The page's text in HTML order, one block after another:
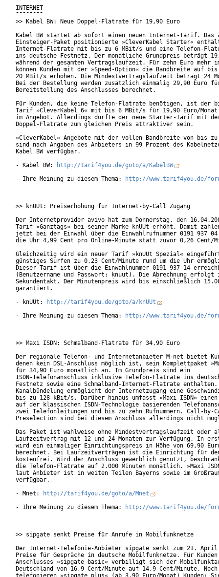
INTERNET
¯¯¯¯¯¯¯¯
>> Kabel BW: Neue Doppel-Flatrate für 19,90 Euro
Kabel BW startet ab sofort einen neuen Internet-Tarif. Das
Einsteiger-Paket positionierte »CleverKabel Starter«
Internet-Flatrate mit bis zu 6 MBit/s und eine Telefon-
ins deutsche Festnetz. Der monatliche Grundpreis beträgt
während der gesamten Vertragslaufzeit. Für zehn Euro mehr
können Kunden mit der »Speed-Option« die Bandbreite auf
20 MBit/s erhöhen. Die Mindestvertragslaufzeit beträgt 24
Bei der Bestellung werden zusätzlich einmalig 29,90 Euro
Bereitstellung des Anschlusses berechnet.
Für Kunden, die keine Telefon-Flatrate benötigen, ist der
Tarif »CleverKabel 6« mit bis 6 MBit/s für 19,90 Euro/
im Angebot. Allerdings dürfte der neue Starter-Tarif mit
Doppel-Flatrate zum gleichen Preis attraktiver sein.
»CleverKabel« Angebote mit der vollen Bandbreite von bis
sind nach Angaben des Anbieters in 99 Prozent des
Kabel BW verfügbar.
- Kabel BW:
http://tarif4you.de/goto/a/KabelBW
- Ihre Meinung zu diesem Thema:
http://www.tarif4you.de/
>> knUUt: Preiserhöhung für Internet-by-Call Zugang
Der Internetprovider avivo hat zum Donnerstag, den
Tarif »Ganztags« bei seiner Marke knUUt erhöht. Damit
jetzt bei der Einwahl über die Einwahlrufnummer 0191 937 04
die Uhr 4,99 Cent pro Online-Minute statt zuvor 0,26 Cent/
Gleichzeitig wird ein neuer Tarif »knUUt Spezial«
günstiges Surfen zu 0,23 Cent/Minute rund um die Uhr
Dieser Tarif ist über die Einwahlnummer 0191 937 14
(Benutzername und Passwort: knuut). Die Abrechnung erfolgt
Sekundentakt. Der Minutenpreis wird bis einschließlich
garantiert.
- knUUt:
http://tarif4you.de/goto/a/knUUt
- Ihre Meinung zu diesem Thema:
http://www.tarif4you.de/
>> Maxi ISDN: Schmalband-Flatrate für 34,90 Euro
Der regionale Telefon- und Internetanbieter M-net bietet
denen kein DSL-Anschluss möglich ist, sein Komplettpaket
für 34,90 Euro monatlich an. Im Grundpreis sind ein
ISDN-Telefonanschluss inklusive Telefon-Flatrate ins
Festnetz sowie eine Schmalband-Internet-Flatrate
Kanalbündelung ermöglicht der Internetzugang eine
bis zu 128 kBit/s. Darüber hinaus umfasst »Maxi ISDN«
auf der klassischen ISDN-Technologie basierenden
zwei Telefonleitungen und bis zu zehn Rufnummern. Call-by-
Preselection sind bei diesem Anschluss allerdings
Das Paket ist wahlweise ohne Mindestvertragslaufzeit oder
Laufzeitvertrag mit 12 und 24 Monaten zur Verfügung. In
wird ein einmaliger Einrichtungspreis in Höhe von 69,90
berechnet. Bei Laufzeitverträgen ist die Einrichtung für den
kostenfrei. Wird der Anschluss gewerblich genutzt,
die Telefon-Flatrate auf 2.000 Minuten monatlich. »Maxi
laut Anbieter ist in weiten Teilen Bayerns sowie im
verfügbar.
- Mnet:
http://tarif4you.de/goto/a/Mnet
- Ihre Meinung zu diesem Thema:
http://www.tarif4you.de/
>> sipgate senkt Preise für Anrufe in Mobilfunknetze
Der Internet-Telefonie-Anbieter sipgate senkt zum 21. April
Preise für Gespräche in deutsche Mobilfunknetze. Für Kunden
Anschlusses »sipgate basic« verbilligt sich der
Deutschland von 16,9 Cent/Minute auf 14,9 Cent/Minute.
telefonieren »sipgate plus« (ab 3,90 Euro/Monat) Kunden: